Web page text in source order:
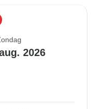
2026